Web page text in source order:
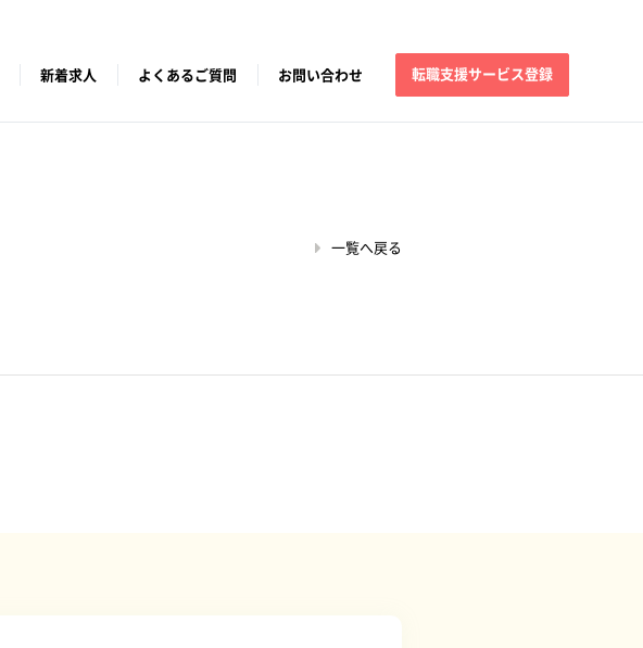
新着求人 よくあるご質問 お問い合わせ 転職支援サービス登録
一覧へ戻る